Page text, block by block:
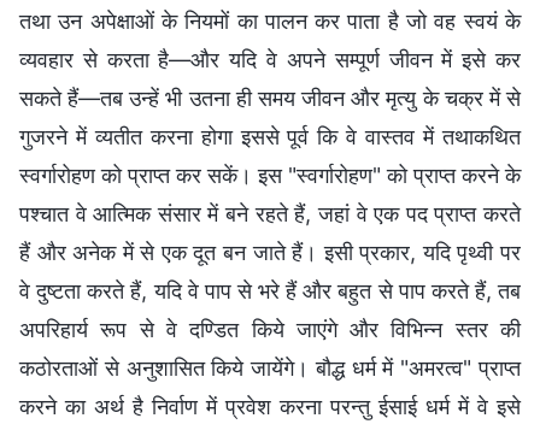
तथा उन अपेक्षाओं के नियमों का पालन कर पाता है जो वह स्वयं के
व्यवहार से करता है—और यदि वे अपने सम्पूर्ण जीवन में इसे कर
सकते हैं—तब उन्हें भी उतना ही समय जीवन और मृत्यु के चक्र में से
गुजरने में व्यतीत करना होगा इससे पूर्व कि वे वास्तव में तथाकथित
स्वर्गारोहण को प्राप्त कर सकें। इस "स्वर्गारोहण" को प्राप्त करने के
पश्चात वे आत्मिक संसार में बने रहते हैं, जहां वे एक पद प्राप्त करते
हैं और अनेक में से एक दूत बन जाते हैं। इसी प्रकार, यदि पृथ्वी पर
वे दुष्टता करते हैं, यदि वे पाप से भरे हैं और बहुत से पाप करते हैं, तब
अपरिहार्य रूप से वे दण्डित किये जाएंगे और विभिन्न स्तर की
कठोरताओं से अनुशासित किये जायेंगे। बौद्ध धर्म में "अमरत्व" प्राप्त
करने का अर्थ है निर्वाण में प्रवेश करना परन्तु ईसाई धर्म में वे इसे